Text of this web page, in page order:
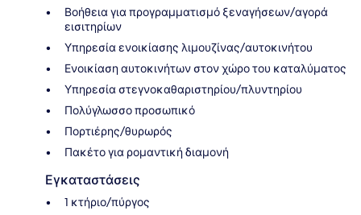
Βοήθεια για προγραμματισμό ξεναγήσεων/αγορά
εισιτηρίων
Υπηρεσία ενοικίασης λιμουζίνας/αυτοκινήτου
Ενοικίαση αυτοκινήτων στον χώρο του καταλύματος
Υπηρεσία στεγνοκαθαριστηρίου/πλυντηρίου
Πολύγλωσσο προσωπικό
Πορτιέρης/θυρωρός
Πακέτο για ρομαντική διαμονή
Εγκαταστάσεις
1 κτήριο/πύργος